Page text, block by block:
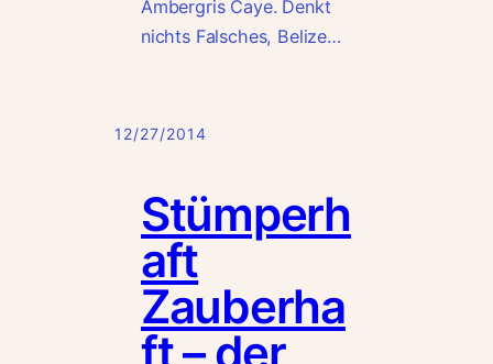
Ambergris Caye. Denkt
nichts Falsches, Belize…
12/27/2014
Stümperh
aft
Zauberha
ft – der